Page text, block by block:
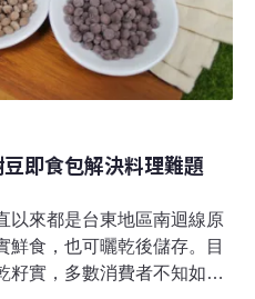
豆即食包解決料理難題
以來都是台東地區南迴線原
鮮食，也可曬乾後儲存。目
籽實，多數消費者不知如何